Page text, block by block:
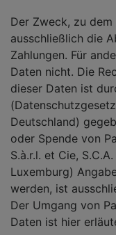
Der Zweck, zu
ausschließlich die
Zahlungen. Für
Daten nicht. Die
dieser Daten ist
Deutschland)
oder Spende von
S.à.r.l. et Cie,
Luxemburg)
werden, ist
Der Umgang von
Daten ist hier